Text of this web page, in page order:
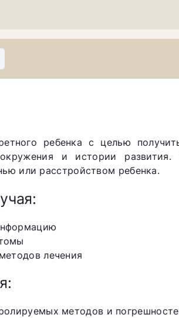
ребенка с целью
окружения и истории
или расстройством ребенка.
лечения
методов и